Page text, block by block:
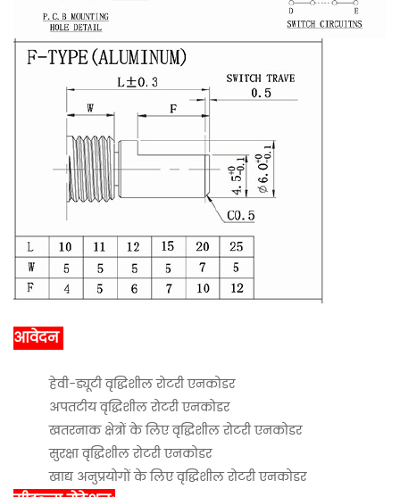
आवेदन
हेवी-ड्यूटी वृद्धिशील रोटरी एनकोडर
अपतटीय वृद्धिशील रोटरी एनकोडर
खतरनाक क्षेत्रों के लिए वृद्धिशील रोटरी एनकोडर
सुरक्षा वृद्धिशील रोटरी एनकोडर
खाद्य अनुप्रयोगों के लिए वृद्धिशील रोटरी एनकोडर